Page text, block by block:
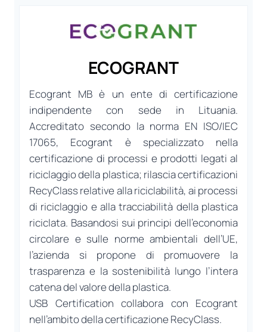
ECOGRANT
Ecogrant MB è un ente di certificazione
indipendente con sede in Lituania.
Accreditato secondo la norma EN ISO/IEC
17065, Ecogrant è specializzato nella
certificazione di processi e prodotti legati al
riciclaggio della plastica; rilascia certificazioni
RecyClass relative alla riciclabilità, ai processi
di riciclaggio e alla tracciabilità della plastica
riciclata. Basandosi sui principi dell’economia
circolare e sulle norme ambientali dell’UE,
l’azienda si propone di promuovere la
trasparenza e la sostenibilità lungo l’intera
catena del valore della plastica.
USB Certification collabora con Ecogrant
nell’ambito della certificazione RecyClass.